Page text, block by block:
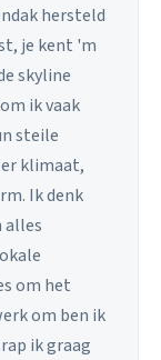
hersteld
je kent 'm
skyline
ik vaak
steile
klimaat,
Ik denk
alles
om het
om ben ik
ik graag